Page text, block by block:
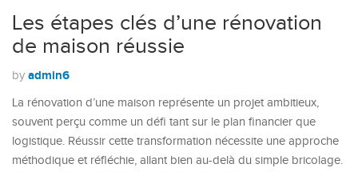
Les étapes clés d’une rénovation
de maison réussie
by admin6
La rénovation d’une maison représente un projet ambitieux,
souvent perçu comme un défi tant sur le plan financier que
logistique. Réussir cette transformation nécessite une approche
méthodique et réfléchie, allant bien au-delà du simple bricolage.